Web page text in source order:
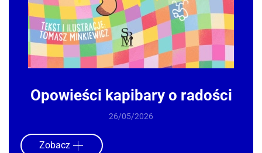
Opowieści kapibary o radości
26/05/2026
Zobacz